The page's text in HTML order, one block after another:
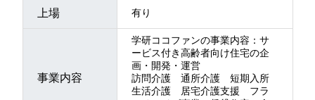
上場 有り
事業内容
学研ココファンの事業内容：サ
ービス付き高齢者向け住宅の企
画・開発・運営
訪問介護 通所介護 短期入所
生活介護 居宅介護支援 フラ